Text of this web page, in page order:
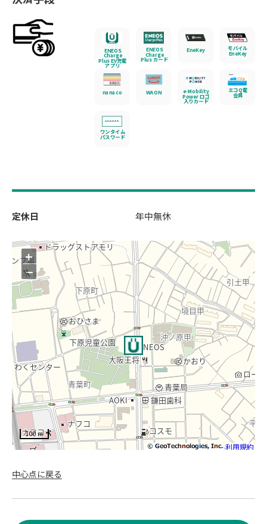
ENEOS
Charge
Plus EV充電
アプリ
ENEOS
Charge
Plus カード
EneKey モバイル
EneKey
nanaco WAON e-Mobility
Power ロゴ
入りカード
エコQ電
会員
ワンタイム
パスワード
定休日 年中無休
利用規約
+
−
100 m
中心点に戻る